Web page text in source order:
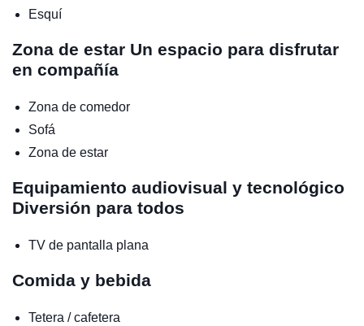
Esquí
Zona de estar Un espacio para disfrutar
en compañía
Zona de comedor
Sofá
Zona de estar
Equipamiento audiovisual y tecnológico
Diversión para todos
TV de pantalla plana
Comida y bebida
Tetera / cafetera